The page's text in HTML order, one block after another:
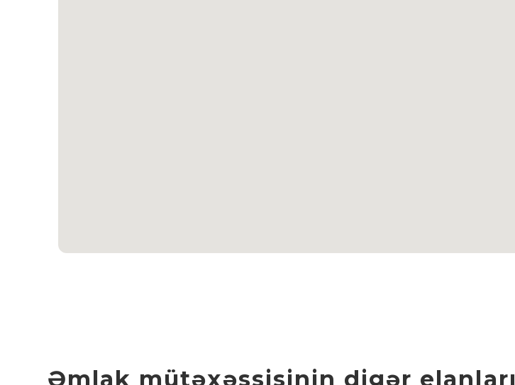
Əmlak mütəxəssisinin digər elanları